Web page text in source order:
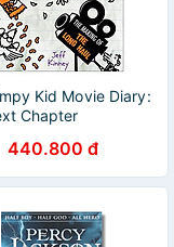
Kid Movie Diary:
Chapter
440.800 đ